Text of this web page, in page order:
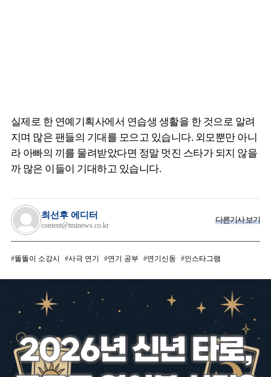
실제로 한 연예기획사에서 연습생 생활을 한 것으로 알려
지며 많은 팬들의 기대를 모으고 있습니다. 외모뿐만 아니
라 아빠의 끼를 물려받았다면 정말 멋진 스타가 되지 않을
까 많은 이들이 기대하고 있습니다.
최선후 에디터
content@tminews.co.kr
다른기사 보기
똘똘이 소강시 사극 연기 연기 공부 연기신동 인스타그램